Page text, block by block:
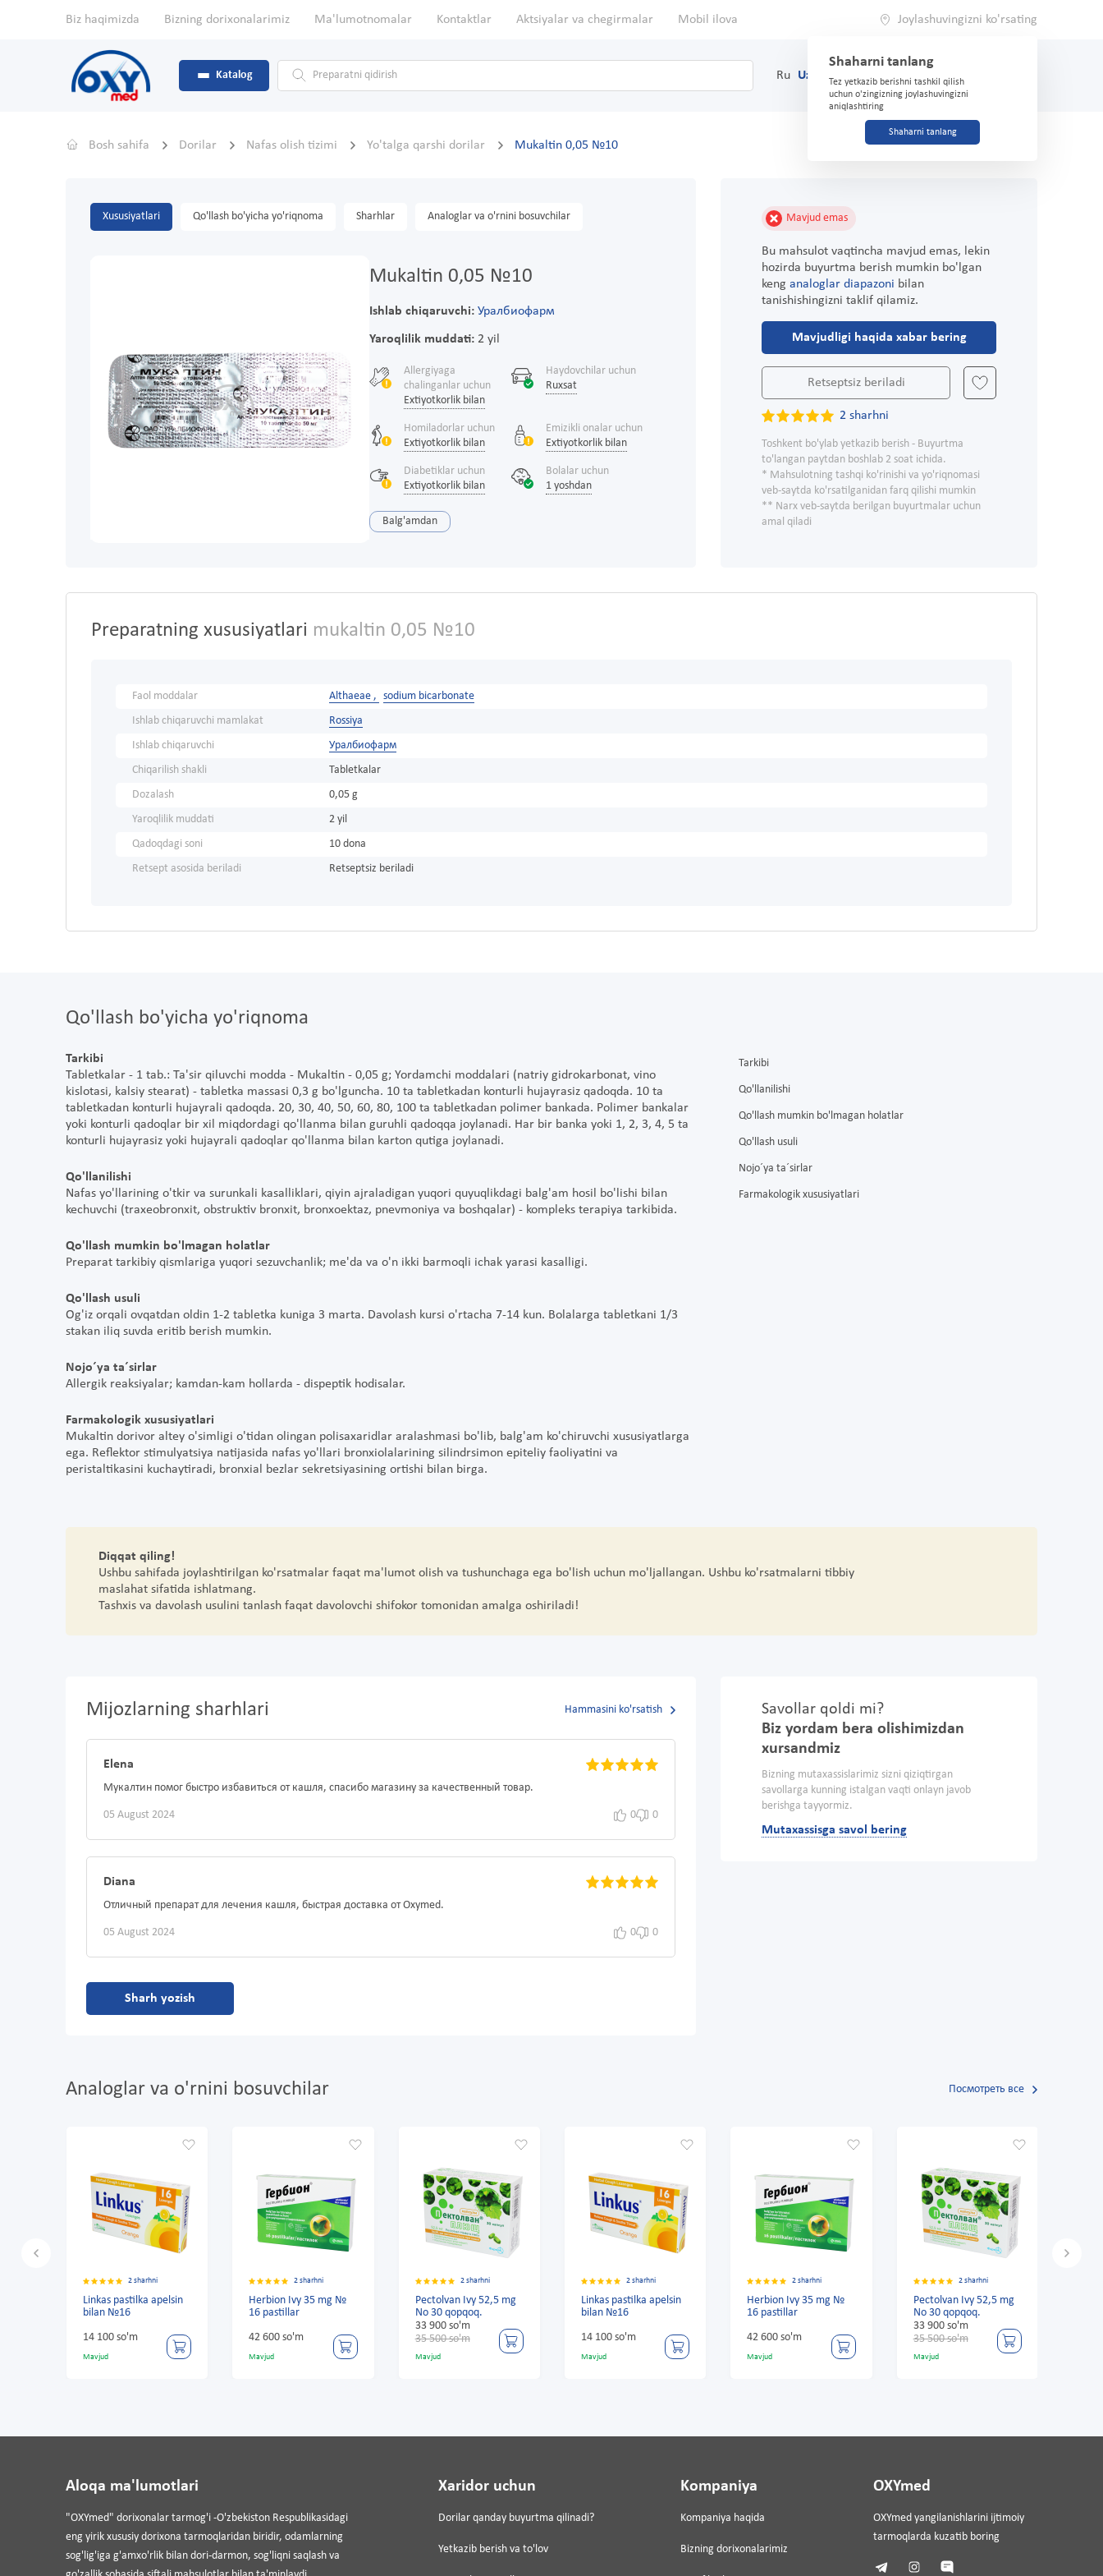
Biz haqimizda Bizning dorixonalarimiz Ma'lumotnomalar Kontaktlar Aktsiyalar va chegirmalar Mobil ilova Joylashuvingizni ko'rsating
Shaharni tanlang
Tez yetkazib berishni tashkil qilish
uchun o'zingizning joylashuvingizni
aniqlashtiring
Shaharni tanlang
Katalog Ru Uz (71) 200-03-03
Bosh sahifa Dorilar Nafas olish tizimi Yo'talga qarshi dorilar Mukaltin 0,05 №10
Xususiyatlari Qo'llash bo'yicha yo'riqnoma Sharhlar Analoglar va o'rnini bosuvchilar
Mukaltin 0,05 №10
Ishlab chiqaruvchi: Уралбиофарм
Yaroqlilik muddati:2 yil
Allergiyaga
chalinganlar uchun
Extiyotkorlik bilan
Haydovchilar uchun
Ruxsat
Homiladorlar uchun
Extiyotkorlik bilan
Emizikli onalar uchun
Extiyotkorlik bilan
Diabetiklar uchun
Extiyotkorlik bilan
Bolalar uchun
1 yoshdan
Balg'amdan
Mavjud emas
Bu mahsulot vaqtincha mavjud emas, lekin
hozirda buyurtma berish mumkin bo'lgan
keng analoglar diapazoni bilan
tanishishingizni taklif qilamiz.
Mavjudligi haqida xabar bering
Retseptsiz beriladi
2 sharhni
Toshkent bo'ylab yetkazib berish - Buyurtma
to'langan paytdan boshlab 2 soat ichida.
* Mahsulotning tashqi ko'rinishi va yo'riqnomasi
veb-saytda ko'rsatilganidan farq qilishi mumkin
** Narx veb-saytda berilgan buyurtmalar uchun
amal qiladi
Preparatning xususiyatlari mukaltin 0,05 №10
Faol moddalar Althaeae , sodium bicarbonate
Ishlab chiqaruvchi mamlakat
Rossiya
Ishlab chiqaruvchi
Уралбиофарм
Chiqarilish shakli
Tabletkalar
Dozalash
0,05 g
Yaroqlilik muddati
2 yil
Qadoqdagi soni
10 dona
Retsept asosida beriladi
Retseptsiz beriladi
Qo'llash bo'yicha yo'riqnoma
Tarkibi
Tabletkalar - 1 tab.: Ta'sir qiluvchi modda - Mukaltin - 0,05 g; Yordamchi moddalari (natriy gidrokarbonat, vino
kislotasi, kalsiy stearat) - tabletka massasi 0,3 g bo'lguncha. 10 ta tabletkadan konturli hujayrasiz qadoqda. 10 ta
tabletkadan konturli hujayrali qadoqda. 20, 30, 40, 50, 60, 80, 100 ta tabletkadan polimer bankada. Polimer bankalar
yoki konturli qadoqlar bir xil miqdordagi qo'llanma bilan guruhli qadoqqa joylanadi. Har bir banka yoki 1, 2, 3, 4, 5 ta
konturli hujayrasiz yoki hujayrali qadoqlar qo'llanma bilan karton qutiga joylanadi.
Qo'llanilishi
Nafas yo'llarining o'tkir va surunkali kasalliklari, qiyin ajraladigan yuqori quyuqlikdagi balg'am hosil bo'lishi bilan
kechuvchi (traxeobronxit, obstruktiv bronxit, bronxoektaz, pnevmoniya va boshqalar) - kompleks terapiya tarkibida.
Qo'llash mumkin bo'lmagan holatlar
Preparat tarkibiy qismlariga yuqori sezuvchanlik; me'da va o'n ikki barmoqli ichak yarasi kasalligi.
Qo'llash usuli
Og'iz orqali ovqatdan oldin 1-2 tabletka kuniga 3 marta. Davolash kursi o'rtacha 7-14 kun. Bolalarga tabletkani 1/3
stakan iliq suvda eritib berish mumkin.
Nojo´ya ta´sirlar
Allergik reaksiyalar; kamdan-kam hollarda - dispeptik hodisalar.
Farmakologik xususiyatlari
Mukaltin dorivor altey o'simligi o'tidan olingan polisaxaridlar aralashmasi bo'lib, balg'am ko'chiruvchi xususiyatlarga
ega. Reflektor stimulyatsiya natijasida nafas yo'llari bronxiolalarining silindrsimon epiteliy faoliyatini va
peristaltikasini kuchaytiradi, bronxial bezlar sekretsiyasining ortishi bilan birga.
Tarkibi
Qo'llanilishi
Qo'llash mumkin bo'lmagan holatlar
Qo'llash usuli
Nojo´ya ta´sirlar
Farmakologik xususiyatlari
Diqqat qiling!
Ushbu sahifada joylashtirilgan ko'rsatmalar faqat ma'lumot olish va tushunchaga ega bo'lish uchun mo'ljallangan. Ushbu ko'rsatmalarni tibbiy
maslahat sifatida ishlatmang.
Tashxis va davolash usulini tanlash faqat davolovchi shifokor tomonidan amalga oshiriladi!
Mijozlarning sharhlari Hammasini ko'rsatish
Elena
Мукалтин помог быстро избавиться от кашля, спасибо магазину за качественный товар.
05 August 2024 0 0
Diana
Отличный препарат для лечения кашля, быстрая доставка от Oxymed.
05 August 2024 0 0
Sharh yozish
Savollar qoldi mi?
Biz yordam bera olishimizdan
xursandmiz
Bizning mutaxassislarimiz sizni qiziqtirgan
savollarga kunning istalgan vaqti onlayn javob
berishga tayyormiz.
Mutaxassisga savol bering
Analoglar va o'rnini bosuvchilar Посмотреть все
Linkas pastilka apelsin
Herbion Ivy 35 mg №
42 600 so'm
Mavjud
Pectolvan Ivy 52,5 mg
35 500 so'm
Mavjud
Linkas pastilka apelsin
14 100 so'm
Herbion Ivy 35 mg №
42 600 so'm
Mavjud
Pectolvan Ivy 52,5 mg
35 500 so'm
Mavjud
Linkas pastilka apelsin
14 100 so'm
Aloqa ma'lumotlari
"OXYmed" dorixonalar tarmog'i -O'zbekiston Respublikasidagi
eng yirik xususiy dorixona tarmoqlaridan biridir, odamlarning
sog'lig'iga g'amxo'rlik bilan dori-darmon, sog'liqni saqlash va
Xaridor uchun
Dorilar qanday buyurtma qilinadi?
Yetkazib berish va to'lov
Kompaniya
Kompaniya haqida
Bizning dorixonalarimiz
OXYmed
OXYmed yangilanishlarini ijtimoiy
tarmoqlarda kuzatib boring